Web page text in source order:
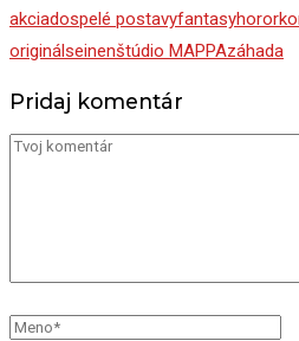
akciadospelé postavyfantasyhoror
originálseinenštúdio MAPPAzáhada
Pridaj komentár